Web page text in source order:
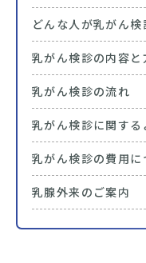
どんな人が乳がん
乳がん検診の内容と
乳がん検診の流れ
乳がん検診に関す
乳がん検診の費用に
乳腺外来のご案内